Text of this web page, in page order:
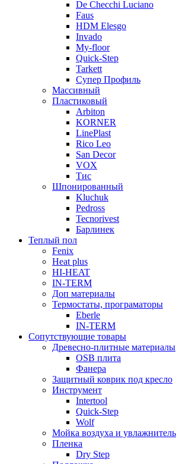
De Checchi Luciano
Faus
HDM Elesgo
Invado
My-floor
Quick-Step
Tarkett
Супер Профиль
Массивный
Пластиковый
Arbiton
KORNER
LinePlast
Rico Leo
San Decor
VOX
Тис
Шпонированный
Kluchuk
Pedross
Tecnorivest
Барлинек
Теплый пол
Fenix
Heat plus
HI-HEAT
IN-TERM
Доп материалы
Термостаты, програматоры
Eberle
IN-TERM
Сопутствующие товары
Древесно-плитные материалы
OSB плита
Фанера
Защитный коврик под кресло
Инструмент
Intertool
Quick-Step
Wolf
Мойка воздуха и увлажнитель
Пленка
Dry Step